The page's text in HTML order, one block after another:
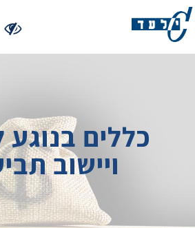
כללים בנוגע
ויישוב